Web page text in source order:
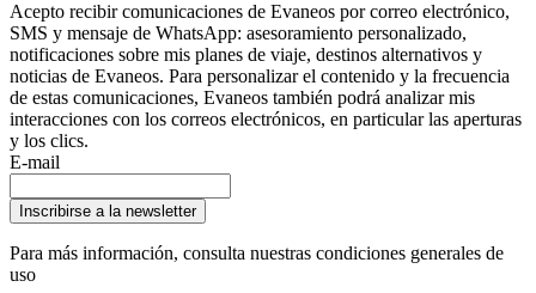
Acepto recibir comunicaciones de Evaneos por correo electrónico,
SMS y mensaje de WhatsApp: asesoramiento personalizado,
notificaciones sobre mis planes de viaje, destinos alternativos y
noticias de Evaneos. Para personalizar el contenido y la frecuencia
de estas comunicaciones, Evaneos también podrá analizar mis
interacciones con los correos electrónicos, en particular las aperturas
y los clics.
E-mail
Inscribirse a la newsletter
Para más información, consulta nuestras condiciones generales de
uso